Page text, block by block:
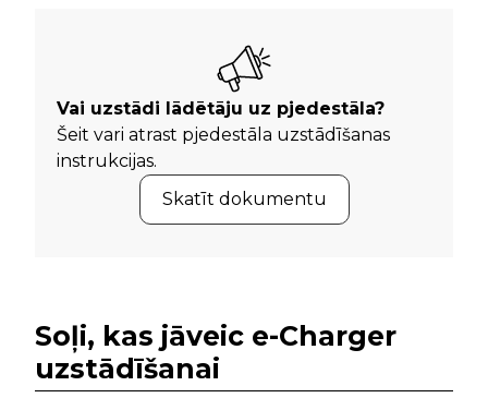
Vai uzstādi lādētāju uz pjedestāla?
Šeit vari atrast pjedestāla uzstādīšanas
instrukcijas.
Skatīt dokumentu
Soļi, kas jāveic e-Charger
uzstādīšanai